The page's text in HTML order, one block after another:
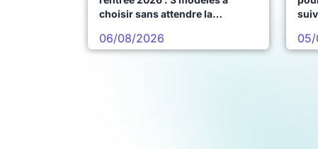
choisir sans attendre la
06/08/2026